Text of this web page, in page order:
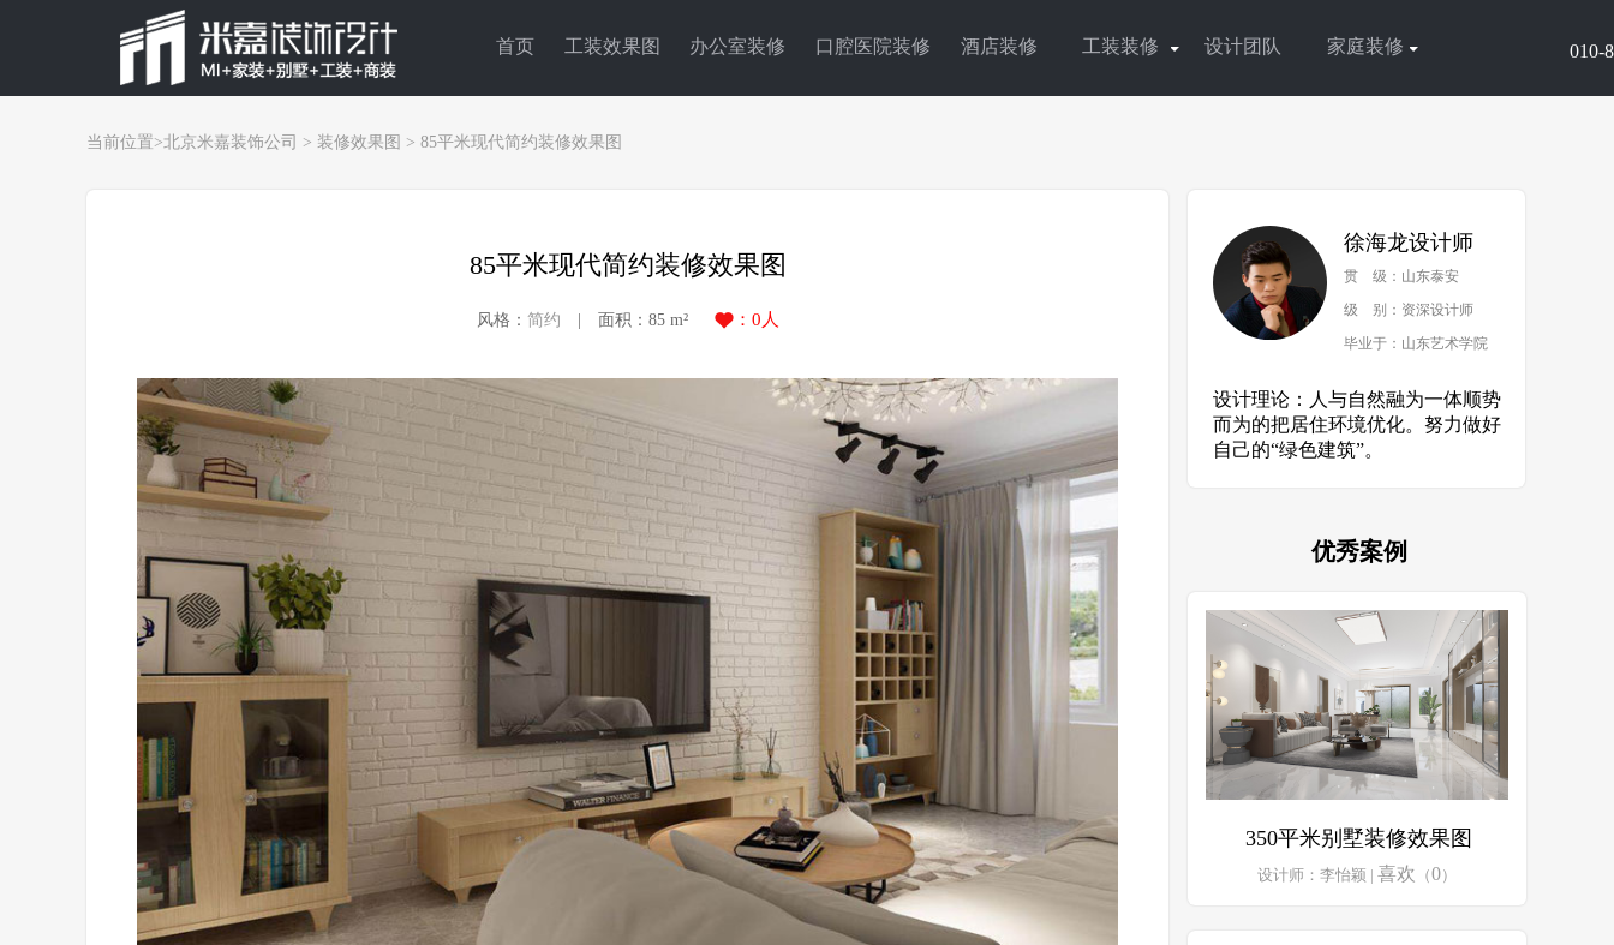
首页 工装效果图 办公室装修 口腔医院装修 酒店装修 工装装修 设计团队 家庭装修 010-
当前位置>北京米嘉装饰公司 > 装修效果图 > 85平米现代简约装修效果图
85平米现代简约装修效果图
风格： 简约 | 面积：85 m² ： 0 人
徐海龙设计师
贯 级：山东泰安
级 别：资深设计师
毕业于：山东艺术学院
设计理论：人与自然融为一体顺势
而为的把居住环境优化。努力做好
自己的“绿色建筑”。
优秀案例
350平米别墅装修效果图
设计师：李怡颖 | 喜欢 （0）